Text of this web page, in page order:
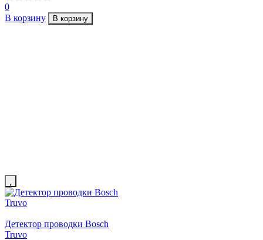
0
В корзину
В корзину
Детектор проводки Bosch
Truvo